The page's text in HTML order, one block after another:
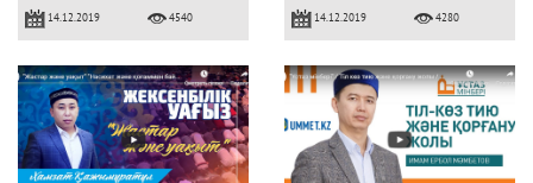
14.12.2019 4540 14.12.2019 4280